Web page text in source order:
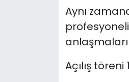
Aynı
Açılış